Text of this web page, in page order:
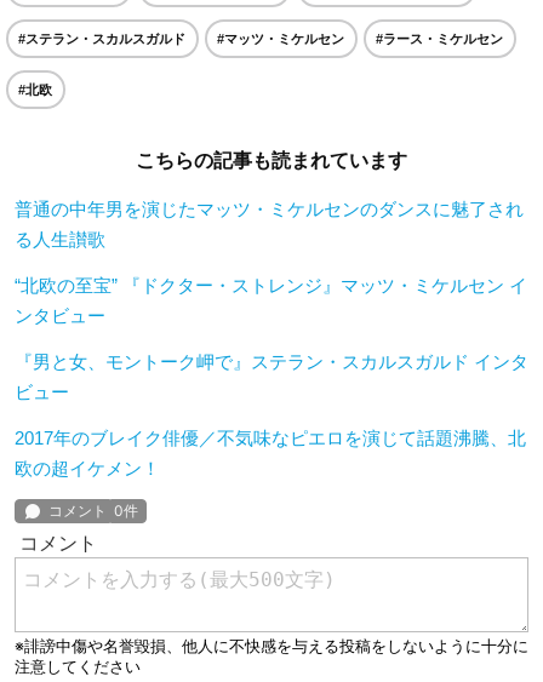
#ステラン・スカルスガルド #マッツ・ミケルセン #ラース・ミケルセン
#北欧
こちらの記事も読まれています
普通の中年男を演じたマッツ・ミケルセンのダンスに魅了され
る人生讃歌
“北欧の至宝” 『ドクター・ストレンジ』マッツ・ミケルセン イ
ンタビュー
『男と女、モントーク岬で』ステラン・スカルスガルド インタ
ビュー
2017年のブレイク俳優／不気味なピエロを演じて話題沸騰、北
欧の超イケメン！